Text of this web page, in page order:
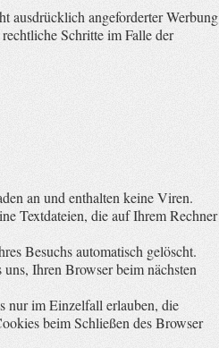
ausdrücklich angeforderter Werbung
Schritte im Falle der
an und enthalten keine Viren.
Textdateien, die auf Ihrem Rechner
Besuchs automatisch gelöscht.
Ihren Browser beim nächsten
nur im Einzelfall erlauben, die
beim Schließen des Browser